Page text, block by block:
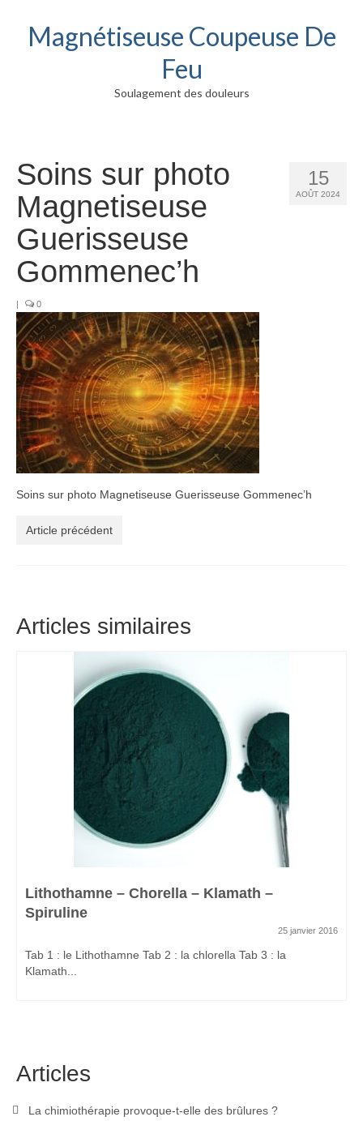
Magnétiseuse Coupeuse De
Feu
Soulagement des douleurs
15
AOÛT 2024
Soins sur photo
Magnetiseuse
Guerisseuse
Gommenec’h
| 0
Soins sur photo Magnetiseuse Guerisseuse Gommenec’h
Article précédent
Articles similaires
Lithothamne – Chorella – Klamath –
Spiruline
25 janvier 2016
Tab 1 : le Lithothamne Tab 2 : la chlorella Tab 3 : la
Klamath...
Articles
La chimiothérapie provoque-t-elle des brûlures ?